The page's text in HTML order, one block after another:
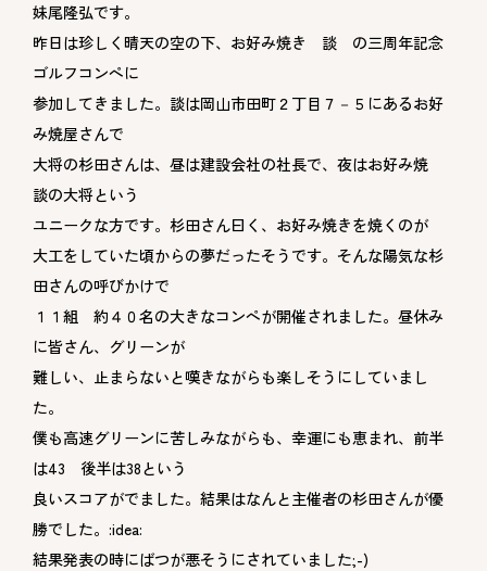
妹尾隆弘です。
昨日は珍しく晴天の空の下、お好み焼き 談 の三周年記念
ゴルフコンペに
参加してきました。談は岡山市田町２丁目７－５にあるお好
み焼屋さんで
大将の杉田さんは、昼は建設会社の社長で、夜はお好み焼
談の大将という
ユニークな方です。杉田さん曰く、お好み焼きを焼くのが
大工をしていた頃からの夢だったそうです。そんな陽気な杉
田さんの呼びかけで
１１組 約４０名の大きなコンペが開催されました。昼休み
に皆さん、グリーンが
難しい、止まらないと嘆きながらも楽しそうにしていまし
た。
僕も高速グリーンに苦しみながらも、幸運にも恵まれ、前半
は43 後半は38という
良いスコアがでました。結果はなんと主催者の杉田さんが優
勝でした。:idea:
結果発表の時にばつが悪そうにされていました;-)